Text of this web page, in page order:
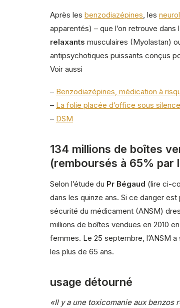
Après les benzodiazépines , les
apparentés) – que l’on retrouve
relaxants musculaires (Myolastan)
antipsychotiques puissants conçus
Voir aussi
– Benzodiazépines, médication à
– La folie placée d’office sous silence
– DSM
134 millions de boîtes
(remboursés à 65% par
Selon l’étude du Pr Bégaud (lire ci-
dans les quinze ans. Si ce danger
sécurité du médicament (ANSM)
millions de boîtes vendues en 2010
femmes. Le 25 septembre, l’ANSM
les plus de 65 ans.
usage détourné
«Il y a une toxicomanie aux